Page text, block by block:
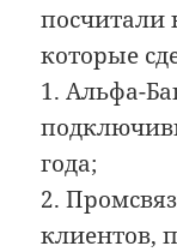
посчитали
которые
1. Альфа-
года;
2.
клиентов,